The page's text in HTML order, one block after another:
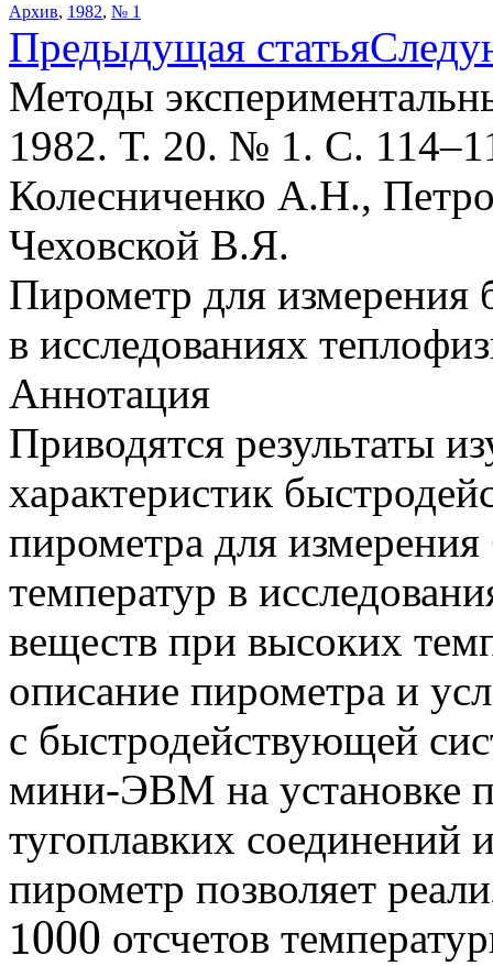
Архив, 1982, № 1
Предыдущая статья
Методы
1982. Т. 20. № 1. С.
Колесниченко А.Н.,
Чеховской В.Я.
Пирометр для измерения
в исследованиях
Аннотация
Приводятся результаты
характеристик
пирометра для
температур в
веществ при высоких
описание пирометра и
с быстродействующей
мини-ЭВМ на установке
тугоплавких
пирометр позволяет
1000
1000 отсчетов